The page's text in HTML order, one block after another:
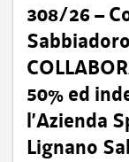
308/26 –
50% ed
l’Azienda
Lignano